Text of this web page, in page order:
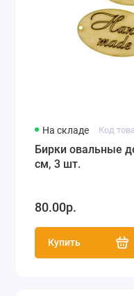
На складе Код
Бирки овальные
см, 3 шт.
80.00р.
Купить